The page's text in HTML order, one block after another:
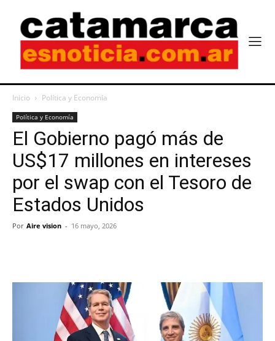
Inicio Política y Economía
Política y Economía
El Gobierno pagó más de
US$17 millones en intereses
por el swap con el Tesoro de
Estados Unidos
Por Aire vision - 16 mayo, 2026